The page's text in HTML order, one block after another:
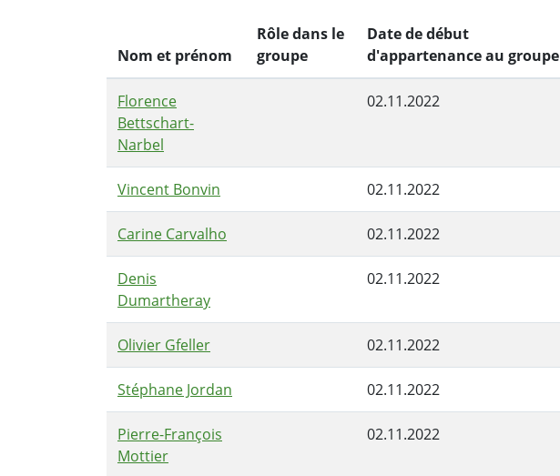
Nom et prénom
Rôle dans le
groupe
Date de début
d'appartenance au groupe
Florence
Bettschart-
Narbel
02.11.2022
Vincent Bonvin 02.11.2022
Carine Carvalho 02.11.2022
Denis
Dumartheray
02.11.2022
Olivier Gfeller 02.11.2022
Stéphane Jordan 02.11.2022
Pierre-François
Mottier
02.11.2022